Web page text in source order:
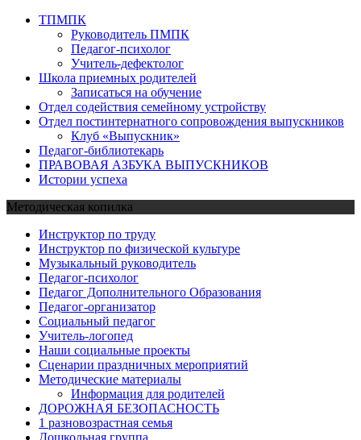
ТПМПК
Руководитель ПМПК
Педагог-психолог
Учитель-дефектолог
Школа приемных родителей
Записаться на обучение
Отдел содействия семейному устройству
Отдел постинтернатного сопровождения выпускников
Клуб «Выпускник»
Педагог-библиотекарь
ПРАВОВАЯ АЗБУКА ВЫПУСКНИКОВ
Истории успеха
Методическая копилка
Инструктор по труду
Инструктор по физической культуре
Музыкальный руководитель
Педагог-психолог
Педагог Дополнительного Образования
Педагог-организатор
Социальный педагог
Учитель-логопед
Наши социальные проекты
Сценарии праздничных мероприятий
Методические материалы
Информация для родителей
ДОРОЖНАЯ БЕЗОПАСНОСТЬ
1 разновозрастная семья
Дошкольная группа